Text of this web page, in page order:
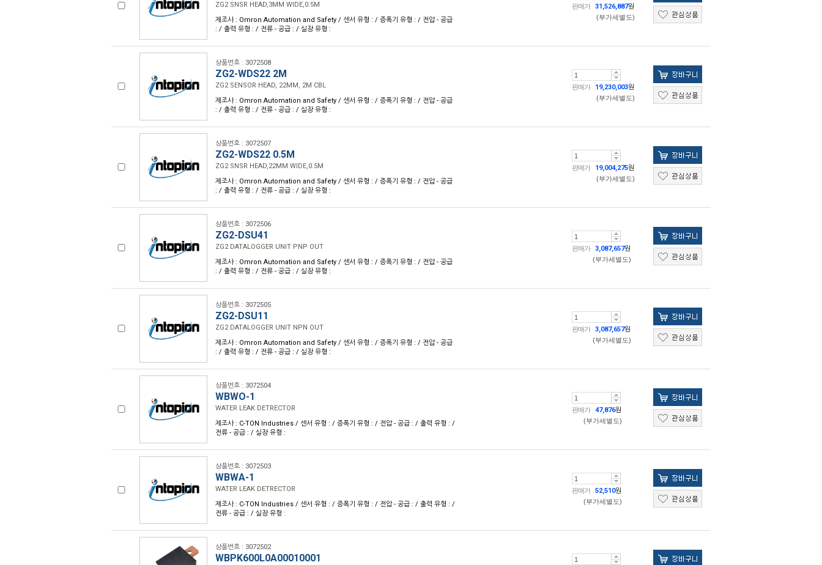
ZG2 SNSR HEAD,3MM WIDE,0.5M
제조사 : Omron Automation and Safety / 센서 유형 : / 증폭기 유형 : / 전압 - 공급
: / 출력 유형 : / 전류 - 공급 : / 실장 유형 :
판매가 31,526,887원
(부가세별도)
상품번호 : 3072508
ZG2-WDS22 2M
ZG2 SENSOR HEAD, 22MM, 2M CBL
제조사 : Omron Automation and Safety / 센서 유형 : / 증폭기 유형 : / 전압 - 공급
: / 출력 유형 : / 전류 - 공급 : / 실장 유형 :
판매가 19,230,003원
(부가세별도)
상품번호 : 3072507
ZG2-WDS22 0.5M
ZG2 SNSR HEAD,22MM WIDE,0.5M
제조사 : Omron Automation and Safety / 센서 유형 : / 증폭기 유형 : / 전압 - 공급
: / 출력 유형 : / 전류 - 공급 : / 실장 유형 :
판매가 19,004,275원
(부가세별도)
상품번호 : 3072506
ZG2-DSU41
ZG2 DATALOGGER UNIT PNP OUT
제조사 : Omron Automation and Safety / 센서 유형 : / 증폭기 유형 : / 전압 - 공급
: / 출력 유형 : / 전류 - 공급 : / 실장 유형 :
판매가 3,087,657원
(부가세별도)
상품번호 : 3072505
ZG2-DSU11
ZG2 DATALOGGER UNIT NPN OUT
제조사 : Omron Automation and Safety / 센서 유형 : / 증폭기 유형 : / 전압 - 공급
: / 출력 유형 : / 전류 - 공급 : / 실장 유형 :
판매가 3,087,657원
(부가세별도)
상품번호 : 3072504
WBWO-1
WATER LEAK DETRECTOR
제조사 : C-TON Industries / 센서 유형 : / 증폭기 유형 : / 전압 - 공급 : / 출력 유형 : /
전류 - 공급 : / 실장 유형 :
판매가 47,876원
(부가세별도)
상품번호 : 3072503
WBWA-1
WATER LEAK DETRECTOR
제조사 : C-TON Industries / 센서 유형 : / 증폭기 유형 : / 전압 - 공급 : / 출력 유형 : /
전류 - 공급 : / 실장 유형 :
판매가 52,510원
(부가세별도)
상품번호 : 3072502
WBPK600L0A00010001